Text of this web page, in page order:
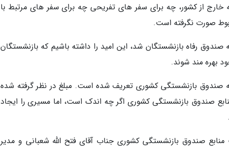
از کشور، چه برای سفر های تفریحی چه برای سفر های مرتبط با
صورت نگرفته است.
رفاه بازنشستگان شد، این امید را داشته باشیم که بازنشستگان
بهره مند شوند.
صندوق بازنشستگی کشوری تعریف شده است. مبلغ در نظر گرفته شده
صندوق بازنشستگی کشوری اگر چه اندک است، اما مسیری را ایجاد
صندوق بازنشستگی کشوری جناب آقای فتح الله شعبانی و مدیر